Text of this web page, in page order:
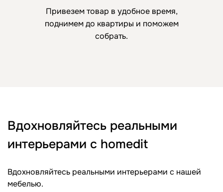
Привезем товар в удобное время,
поднимем до квартиры и поможем
собрать.
Вдохновляйтесь реальными
интерьерами с homedit
Вдохновляйтесь реальными интерьерами с нашей
мебелью.